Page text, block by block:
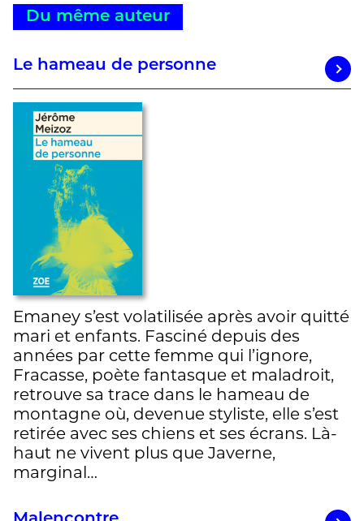
Du même auteur
Le hameau de personne
Emaney s’est volatilisée après avoir quitté
mari et enfants. Fasciné depuis des
années par cette femme qui l’ignore,
Fracasse, poète fantasque et maladroit,
retrouve sa trace dans le hameau de
montagne où, devenue styliste, elle s’est
retirée avec ses chiens et ses écrans. Là-
haut ne vivent plus que Javerne,
marginal…